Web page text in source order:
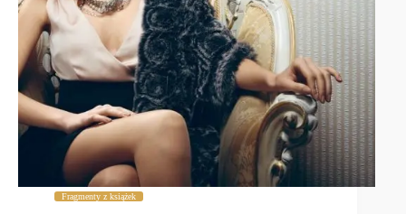
Fragmenty z książek